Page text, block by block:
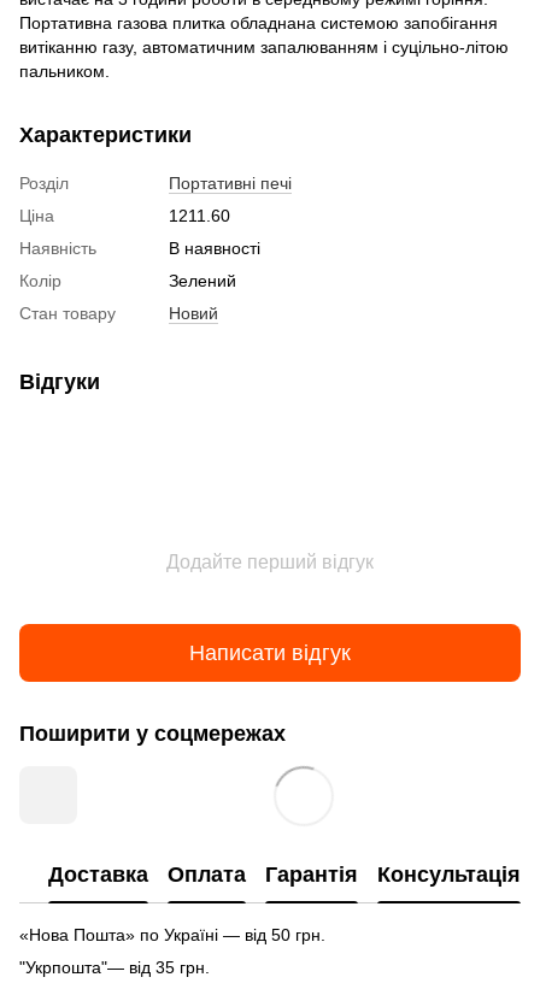
Портативна газова плитка обладнана системою запобігання
витіканню газу, автоматичним запалюванням і суцільно-літою
пальником.
Характеристики
Розділ
Портативні печі
Ціна
1211.60
Наявність
В наявності
Колір
Зелений
Стан товару
Новий
Відгуки
Додайте перший відгук
Написати відгук
Поширити у соцмережах
Доставка Оплата Гарантія Консультація
«Нова Пошта» по Україні — від 50 грн.
"Укрпошта"— від 35 грн.